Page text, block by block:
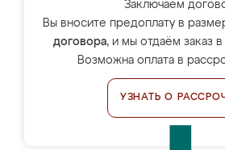
Заключаем
Вы вносите предоплату в
договора, и мы отдаём заказ
Возможна оплата в
УЗНАТЬ О